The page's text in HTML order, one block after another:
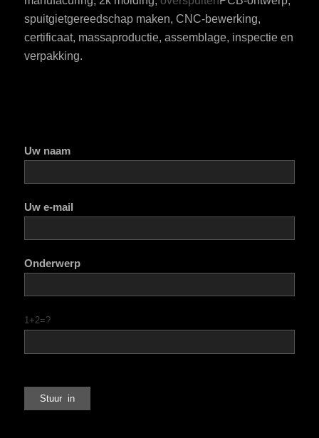
spuitgietgereedschap maken, CNC-bewerking,
certificaat, massaproductie, assemblage, inspectie en
verpakking.
Uw naam
Uw e-mail
Onderwerp
1+2=?